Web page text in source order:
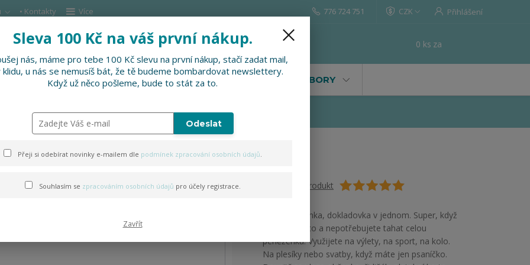
• Kontakty Více CZK Přihlášení
Hledat
776 724 751
0 ks za
DOPLŇKY SLEVNĚNO PRO FIRMY, FESTIVALY, SOUBORY
v jednom
v jednom
Ohodnotit produkt
Mini peněženka, dokladovka v jednom. Super, když
nemáte místo a nepotřebujete tahat celou
peněženku. Využijete na výlety, na sport, na kolo.
Na plesíky nebo svatby, když máte jen psaníčko.
Sleva 100 Kč na váš první nákup.
nás, máme pro tebe 100 Kč slevu na první nákup, stačí zadat mail,
klidu, u nás se nemusíš bát, že tě budeme bombardovat newslettery.
Když už něco pošleme, bude to stát za to.
Odeslat
Přeji si odebírat novinky e-mailem dle podmínek zpracování osobních údajů.
Souhlasím se zpracováním osobních údajů pro účely registrace.
Zavřít